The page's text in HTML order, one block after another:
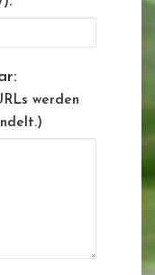
werden